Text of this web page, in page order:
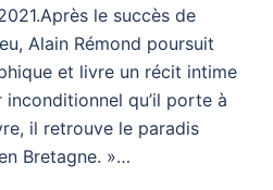
le succès de
Alain Rémond poursuit
et livre un récit intime
inconditionnel qu’il porte à
il retrouve le paradis
Bretagne. »…